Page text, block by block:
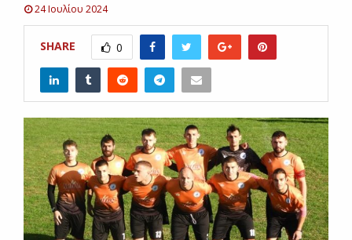
24 Ιουλίου 2024
SHARE 0